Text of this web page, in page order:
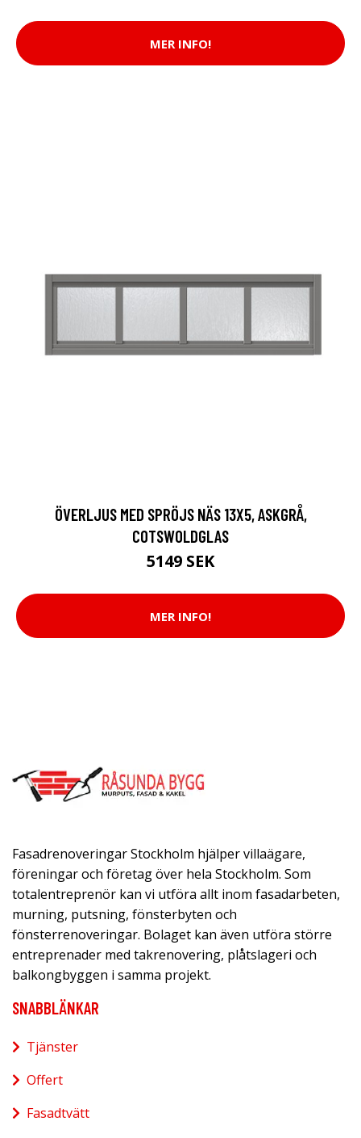
MER INFO!
ÖVERLJUS MED SPRÖJS NÄS 13X5, ASKGRÅ,
COTSWOLDGLAS
5149 SEK
MER INFO!
Fasadrenoveringar Stockholm hjälper villaägare,
föreningar och företag över hela Stockholm. Som
totalentreprenör kan vi utföra allt inom fasadarbeten,
murning, putsning, fönsterbyten och
fönsterrenoveringar. Bolaget kan även utföra större
entreprenader med takrenovering, plåtslageri och
balkongbyggen i samma projekt.
SNABBLÄNKAR
Tjänster
Offert
Fasadtvätt